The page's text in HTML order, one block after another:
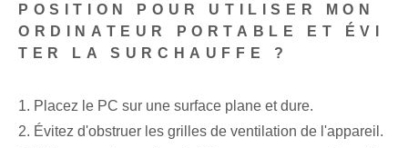
POSITION POUR UTILISER MON
ORDINATEUR PORTABLE ET ÉVI
TER LA SURCHAUFFE ?
1. Placez le PC sur une surface plane et dure.
2. Évitez d'obstruer les grilles de ventilation de l'appareil.